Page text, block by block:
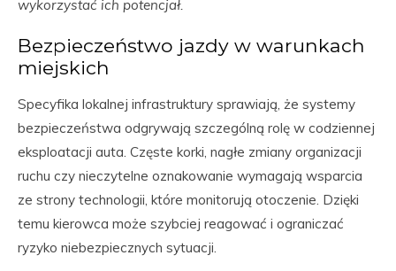
wykorzystać ich potencjał.
Bezpieczeństwo jazdy w warunkach
miejskich
Specyfika lokalnej infrastruktury sprawiają, że systemy
bezpieczeństwa odgrywają szczególną rolę w codziennej
eksploatacji auta. Częste korki, nagłe zmiany organizacji
ruchu czy nieczytelne oznakowanie wymagają wsparcia
ze strony technologii, które monitorują otoczenie. Dzięki
temu kierowca może szybciej reagować i ograniczać
ryzyko niebezpiecznych sytuacji.